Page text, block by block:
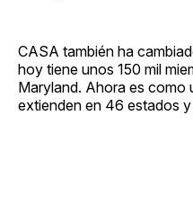
CASA también ha
hoy tiene unos 150 mil
Maryland. Ahora es como
extienden en 46 estados